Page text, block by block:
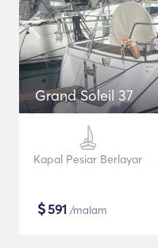
Grand Soleil 37
Kapal Pesiar Berlayar
$591 /malam